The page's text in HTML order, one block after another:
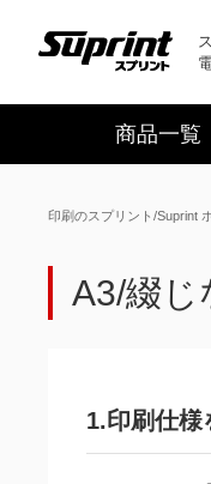
商品一覧
印刷のスプリント/Suprint
A3/綴じ
1.印刷仕様